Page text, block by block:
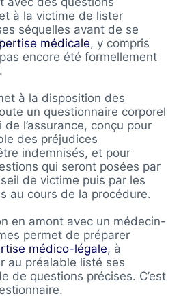
à la victime de lister
séquelles avant de se
médicale, y compris
encore été formellement
à la disposition des
un questionnaire corporel
l’assurance, conçu pour
des préjudices
indemnisés, et pour
qui seront posées par
de victime puis par les
au cours de la procédure.
en amont avec un médecin-
permet de préparer
médico-légale, à
au préalable listé ses
de questions précises. C’est